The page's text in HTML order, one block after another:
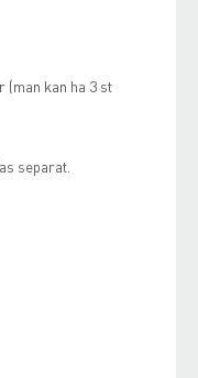
kan ha 3 st
separat.